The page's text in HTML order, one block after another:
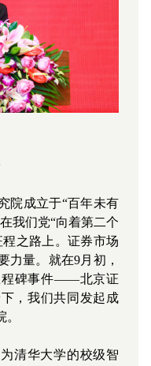
院成立于“百年未有
我们党“向着第二个
之路上。证券市场
力量。就在9月初，
程碑事件——北京证
，我们共同发起成
清华大学的校级智